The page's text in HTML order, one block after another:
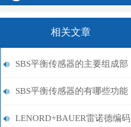
相关文章
SBS平衡传感器的主要组成部
分和性能特点概述
SBS平衡传感器的有哪些功能
和产品特点
LENORD+BAUER雷诺德编码